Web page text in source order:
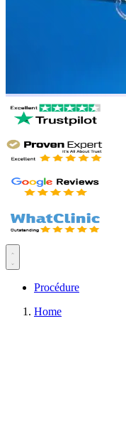
Procédure
Home